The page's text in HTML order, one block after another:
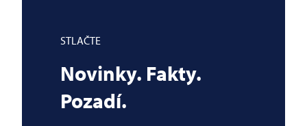
STLAČTE
Novinky. Fakty.
Pozadí.